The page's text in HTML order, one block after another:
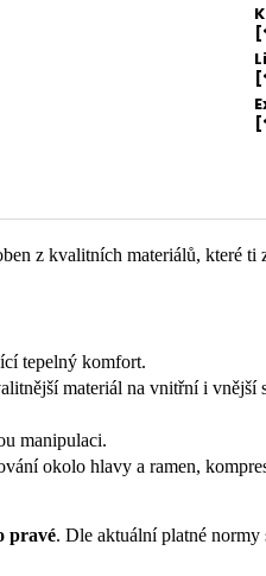
z kvalitních materiálů, které
tepelný komfort.
materiál na vnitřní i vnější
manipulaci.
okolo hlavy a ramen,
pravé. Dle aktuální platné normy